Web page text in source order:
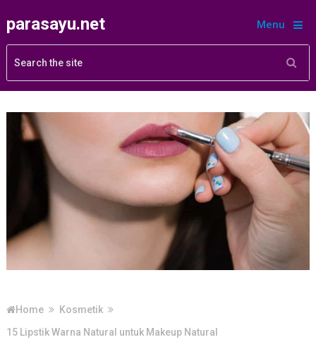
parasayu.net Menu
Home
Kosmetik
15 Lipstik Warna Natural untuk Makeup Natural